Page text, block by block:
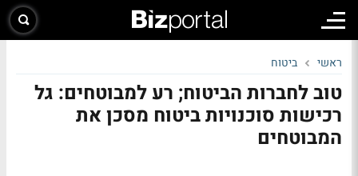
ראשי ביטוח
טוב לחברות הביטוח; רע למבוטחים: גל
רכישות סוכנויות ביטוח מסכן את
המבוטחים